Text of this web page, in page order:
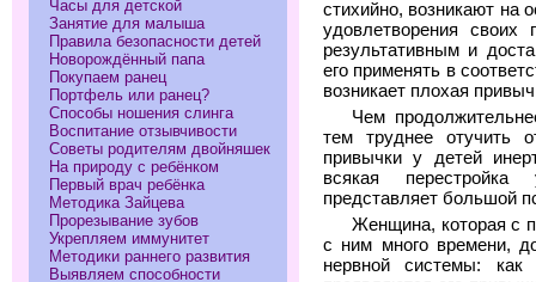
стихийно, возникают на
удовлетворения своих
результативным и
его применять в
возникает плохая
Чем
тем труднее отучить
привычки у детей
всякая
представляет большой
Женщина, которая с
с ним много времени,
нервной системы:
Часы для детской
Занятие для малыша
Правила безопасности детей
Новорождённый папа
Покупаем ранец
Портфель или ранец?
Способы ношения слинга
Воспитание отзывчивости
Советы родителям двойняшек
На природу с ребёнком
Первый врач ребёнка
Методика Зайцева
Прорезывание зубов
Укрепляем иммунитет
Методики раннего развития
Выявляем способности